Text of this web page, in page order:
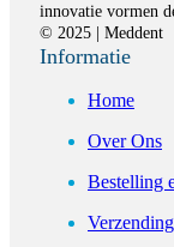
innovatie vormen
© 2025 | Meddent
Informatie
Home
Over Ons
Bestelling